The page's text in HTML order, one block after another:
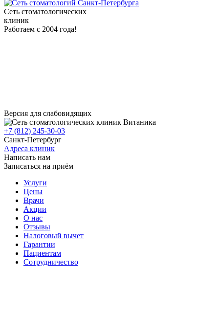
Сеть стоматологических
клиник
Работаем с 2004 года!
Версия для слабовидящих
+7 (812) 245-30-03
Санкт-Петербург
Адреса клиник
Написать нам
Записаться на приём
Услуги
Цены
Врачи
Акции
О нас
Отзывы
Налоговый вычет
Гарантии
Пациентам
Сотрудничество